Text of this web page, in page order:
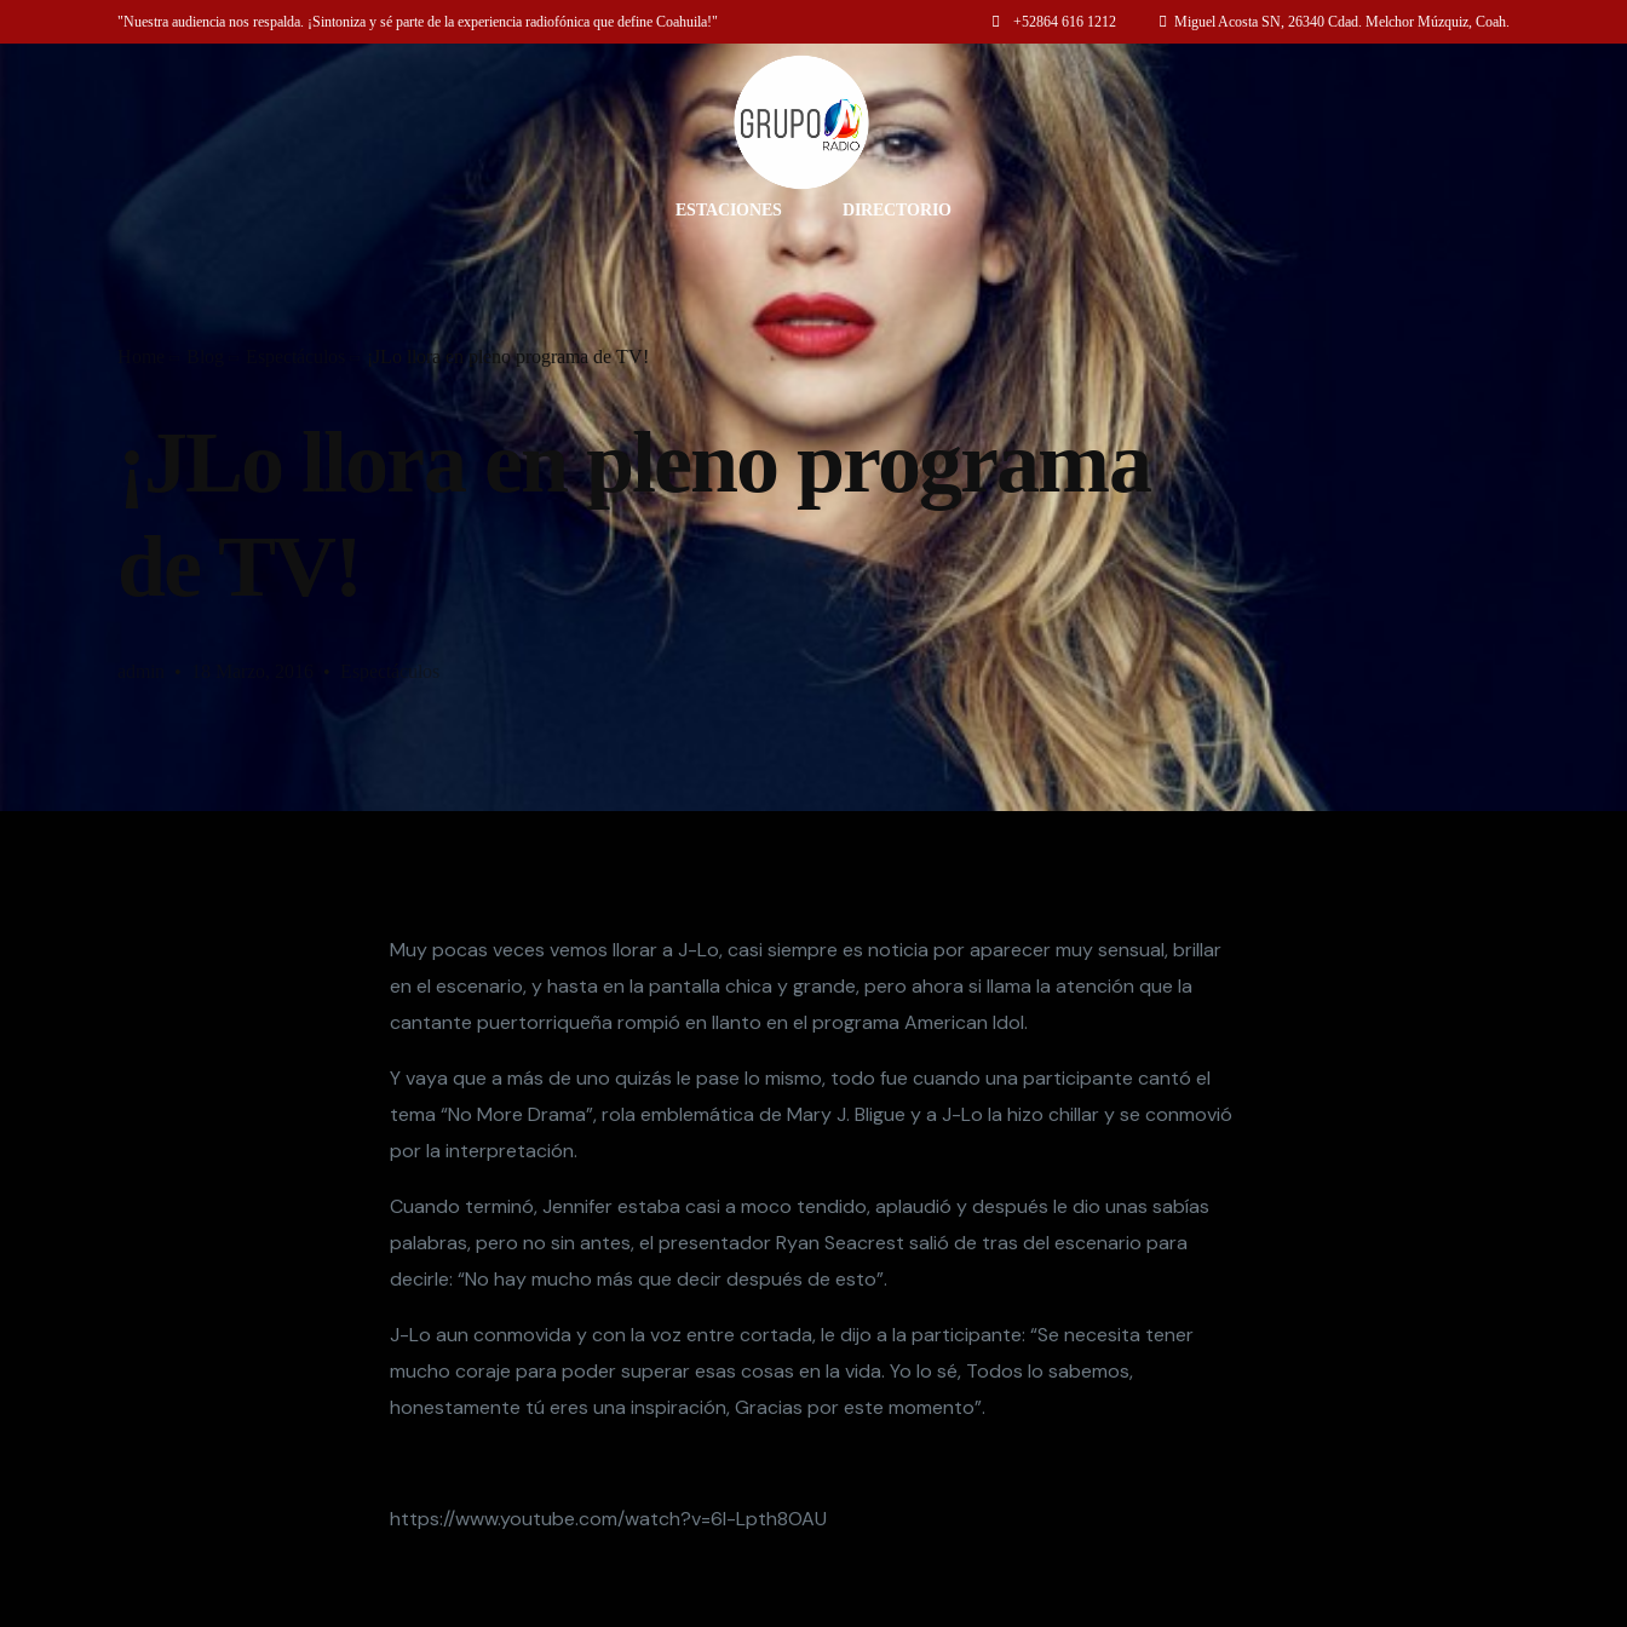
"Nuestra audiencia nos respalda. ¡Sintoniza y sé parte de la experiencia radiofónica que define Coahuila!" +52864 616 1212 Miguel Acosta SN, 26340 Cdad. Melchor Múzquiz, Coah.
ESTACIONES DIRECTORIO
¡JLo llora en pleno programa de TV!
¡JLo llora en pleno programa
de TV!
Muy pocas veces vemos llorar a J-Lo, casi siempre es noticia por aparecer muy sensual, brillar
en el escenario, y hasta en la pantalla chica y grande, pero ahora si llama la atención que la
cantante puertorriqueña rompió en llanto en el programa American Idol.
Y vaya que a más de uno quizás le pase lo mismo, todo fue cuando una participante cantó el
tema “No More Drama”, rola emblemática de Mary J. Bligue y a J-Lo la hizo chillar y se conmovió
por la interpretación.
Cuando terminó, Jennifer estaba casi a moco tendido, aplaudió y después le dio unas sabías
palabras, pero no sin antes, el presentador Ryan Seacrest salió de tras del escenario para
decirle: “No hay mucho más que decir después de esto”.
J-Lo aun conmovida y con la voz entre cortada, le dijo a la participante: “Se necesita tener
mucho coraje para poder superar esas cosas en la vida. Yo lo sé, Todos lo sabemos,
honestamente tú eres una inspiración, Gracias por este momento”.
https://www.youtube.com/watch?v=6l-Lpth8OAU